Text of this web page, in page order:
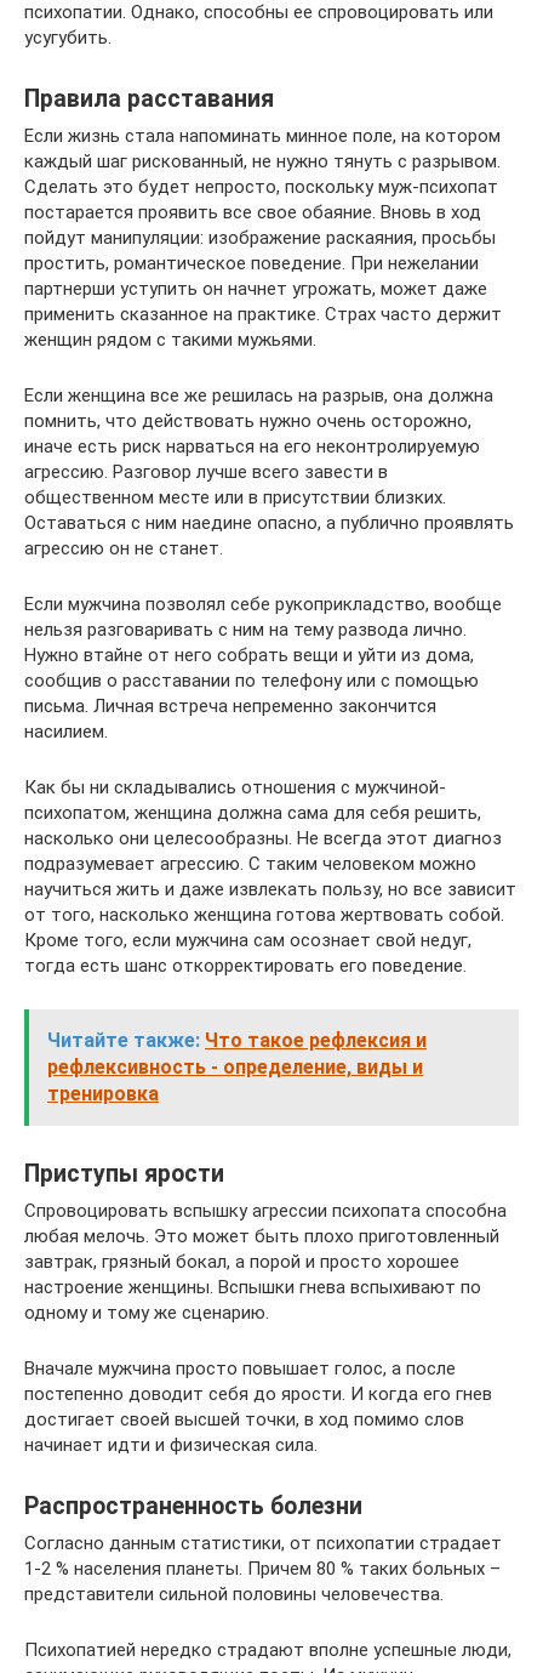
психопатии. Однако, способны ее спровоцировать или
усугубить.
Правила расставания
Если жизнь стала напоминать минное поле, на котором
каждый шаг рискованный, не нужно тянуть с разрывом.
Сделать это будет непросто, поскольку муж-психопат
постарается проявить все свое обаяние. Вновь в ход
пойдут манипуляции: изображение раскаяния, просьбы
простить, романтическое поведение. При нежелании
партнерши уступить он начнет угрожать, может даже
применить сказанное на практике. Страх часто держит
женщин рядом с такими мужьями.
Если женщина все же решилась на разрыв, она должна
помнить, что действовать нужно очень осторожно,
иначе есть риск нарваться на его неконтролируемую
агрессию. Разговор лучше всего завести в
общественном месте или в присутствии близких.
Оставаться с ним наедине опасно, а публично проявлять
агрессию он не станет.
Если мужчина позволял себе рукоприкладство, вообще
нельзя разговаривать с ним на тему развода лично.
Нужно втайне от него собрать вещи и уйти из дома,
сообщив о расставании по телефону или с помощью
письма. Личная встреча непременно закончится
насилием.
Как бы ни складывались отношения с мужчиной-
психопатом, женщина должна сама для себя решить,
насколько они целесообразны. Не всегда этот диагноз
подразумевает агрессию. С таким человеком можно
научиться жить и даже извлекать пользу, но все зависит
от того, насколько женщина готова жертвовать собой.
Кроме того, если мужчина сам осознает свой недуг,
тогда есть шанс откорректировать его поведение.
Читайте также: Что такое рефлексия и
рефлексивность - определение, виды и
тренировка
Приступы ярости
Спровоцировать вспышку агрессии психопата способна
любая мелочь. Это может быть плохо приготовленный
завтрак, грязный бокал, а порой и просто хорошее
настроение женщины. Вспышки гнева вспыхивают по
одному и тому же сценарию.
Вначале мужчина просто повышает голос, а после
постепенно доводит себя до ярости. И когда его гнев
достигает своей высшей точки, в ход помимо слов
начинает идти и физическая сила.
Распространенность болезни
Согласно данным статистики, от психопатии страдает
1-2 % населения планеты. Причем 80 % таких больных –
представители сильной половины человечества.
Психопатией нередко страдают вполне успешные люди,